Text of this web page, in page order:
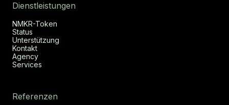
Dienstleistungen
NMKR-Token
Status
Unterstützung
Kontakt
Agency
Services
Referenzen